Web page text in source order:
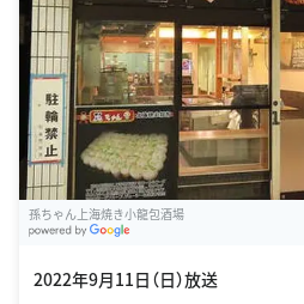
孫ちゃん上海焼き小龍包酒場
2022年9月11日（日）放送